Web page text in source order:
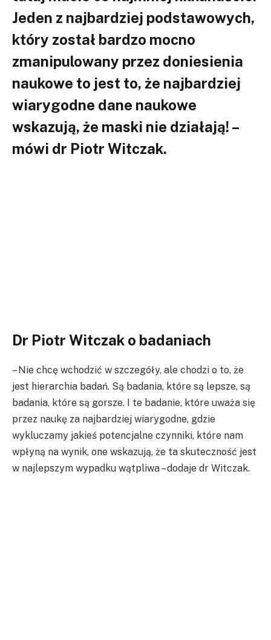
Jeden z najbardziej podstawowych,
który został bardzo mocno
zmanipulowany przez doniesienia
naukowe to jest to, że najbardziej
wiarygodne dane naukowe
wskazują, że maski nie działają! –
mówi dr Piotr Witczak.
Dr Piotr Witczak o badaniach
– Nie chcę wchodzić w szczegóły, ale chodzi o to, że
jest hierarchia badań. Są badania, które są lepsze, są
badania, które są gorsze. I te badanie, które uważa się
przez naukę za najbardziej wiarygodne, gdzie
wykluczamy jakieś potencjalne czynniki, które nam
wpłyną na wynik, one wskazują, że ta skuteczność jest
w najlepszym wypadku wątpliwa – dodaje dr Witczak.